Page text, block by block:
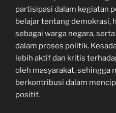
partisipasi dalam kegiatan
belajar tentang demokrasi,
sebagai warga negara,
dalam proses politik.
lebih aktif dan kritis
oleh masyarakat, sehingga
berkontribusi dalam
positif.